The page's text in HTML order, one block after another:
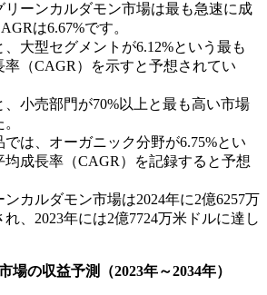
リーンカルダモン市場は最も急速に成
は6.67%です。
大型セグメントが6.12%という最も
率（CAGR）を示すと予想されてい
、小売部門が70%以上と最も高い市場
では、オーガニック分野が6.75%とい
均成長率（CAGR）を記録すると予想
カルダモン市場は2024年に2億6257万
、2023年には2億7724万米ドルに達し
場の収益予測（2023年～2034年）